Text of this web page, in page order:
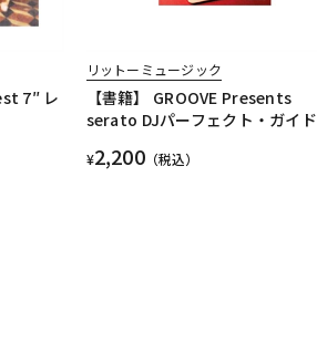
7″ レ
リットーミュージック
【書籍】 GROOVE Presents
serato DJパーフェクト・ガイド
¥2,200（税込）